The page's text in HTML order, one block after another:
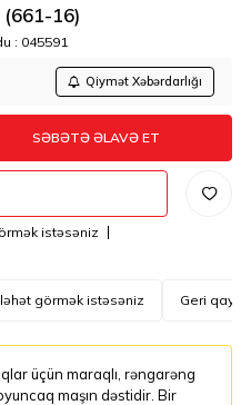
16)
: 045591
Qiymət Xəbərdarlığı
SƏBƏTƏ ƏLAVƏ ET
istəsəniz
görmək istəsəniz Geri
üçün maraqlı, rəngarəng
maşın dəstidir. Bir